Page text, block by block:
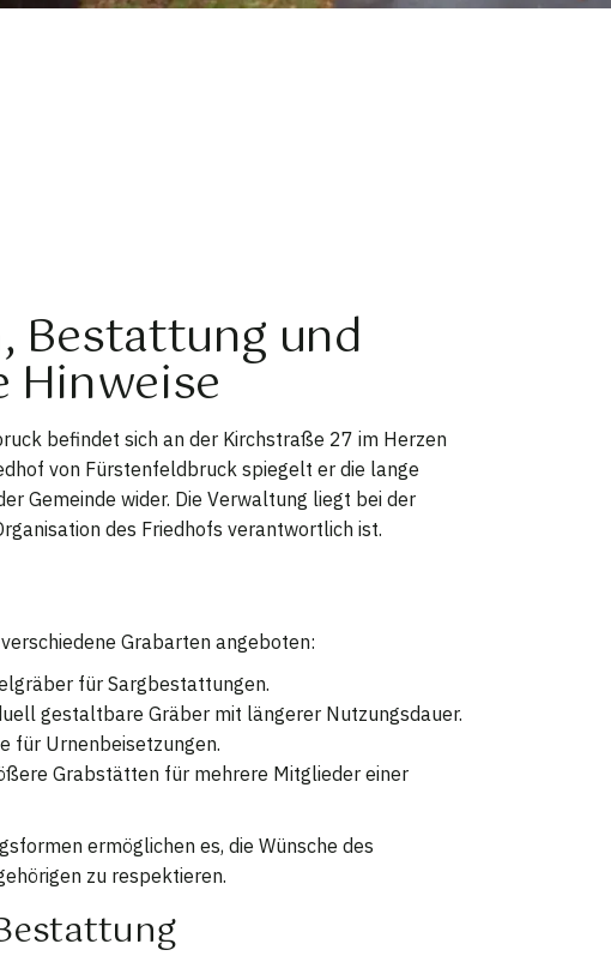
Bestattung und
befindet sich an der Kirchstraße 27 im Herzen
von Fürstenfeldbruck spiegelt er die lange
Gemeinde wider. Die Verwaltung liegt bei der
des Friedhofs verantwortlich ist.
Grabarten angeboten:
für Sargbestattungen.
gestaltbare Gräber mit längerer Nutzungsdauer.
für Urnenbeisetzungen.
Grabstätten für mehrere Mitglieder einer
ermöglichen es, die Wünsche des
zu respektieren.